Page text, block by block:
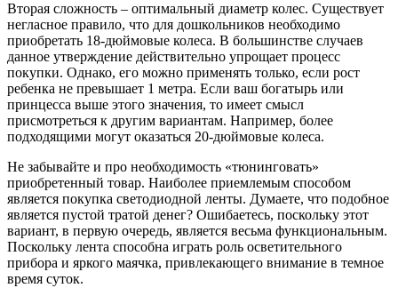
Вторая сложность – оптимальный диаметр колес. Существует
негласное правило, что для дошкольников необходимо
приобретать 18-дюймовые колеса. В большинстве случаев
данное утверждение действительно упрощает процесс
покупки. Однако, его можно применять только, если рост
ребенка не превышает 1 метра. Если ваш богатырь или
принцесса выше этого значения, то имеет смысл
присмотреться к другим вариантам. Например, более
подходящими могут оказаться 20-дюймовые колеса.
Не забывайте и про необходимость «тюнинговать»
приобретенный товар. Наиболее приемлемым способом
является покупка светодиодной ленты. Думаете, что подобное
является пустой тратой денег? Ошибаетесь, поскольку этот
вариант, в первую очередь, является весьма функциональным.
Поскольку лента способна играть роль осветительного
прибора и яркого маячка, привлекающего внимание в темное
время суток.